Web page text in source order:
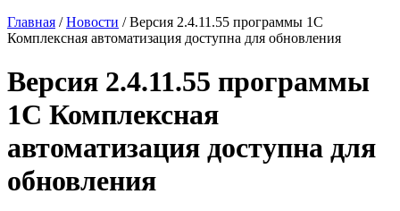
Главная /Новости /Версия 2.4.11.55 программы 1С
Комплексная автоматизация доступна для обновления
Версия 2.4.11.55 программы
1С Комплексная
автоматизация доступна для
обновления